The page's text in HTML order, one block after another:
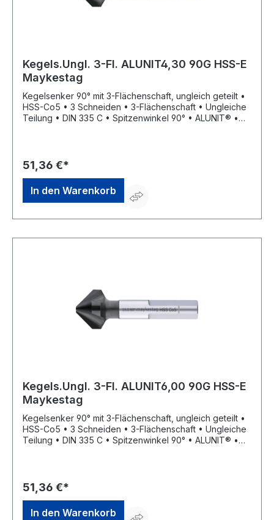
Kegels.Ungl. 3-Fl. ALUNIT4,30 90G HSS-E
Maykestag
Kegelsenker 90° mit 3-Flächenschaft, ungleich geteilt •
HSS-Co5 • 3 Schneiden • 3-Flächenschaft • Ungleiche
Teilung • DIN 335 C • Spitzenwinkel 90° • ALUNIT® •
Bohrungen aller Art • Sehr gute Schneideigenschaften
durch ungleich geteilte Schneiden, dadurch deutlich
geringere Oberflächenrauigkeiten
51,36 €*
In den Warenkorb
Kegels.Ungl. 3-Fl. ALUNIT6,00 90G HSS-E
Maykestag
Kegelsenker 90° mit 3-Flächenschaft, ungleich geteilt •
HSS-Co5 • 3 Schneiden • 3-Flächenschaft • Ungleiche
Teilung • DIN 335 C • Spitzenwinkel 90° • ALUNIT® •
Bohrungen aller Art • Sehr gute Schneideigenschaften
durch ungleich geteilte Schneiden, dadurch deutlich
geringere Oberflächenrauigkeiten
51,36 €*
In den Warenkorb